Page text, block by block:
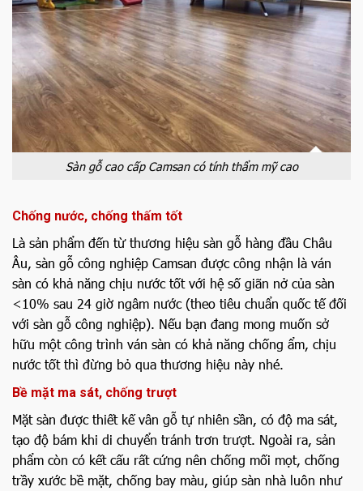
Sàn gỗ cao cấp Camsan có tính thẩm mỹ cao
Chống nước, chống thấm tốt
Là sản phẩm đến từ thương hiệu sàn gỗ hàng đầu Châu
Âu, sàn gỗ công nghiệp Camsan được công nhận là ván
sàn có khả năng chịu nước tốt với hệ số giãn nở của sàn
<10% sau 24 giờ ngâm nước (theo tiêu chuẩn quốc tế đối
với sàn gỗ công nghiệp). Nếu bạn đang mong muốn sở
hữu một công trình ván sàn có khả năng chống ẩm, chịu
nước tốt thì đừng bỏ qua thương hiệu này nhé.
Bề mặt ma sát, chống trượt
Mặt sàn được thiết kế vân gỗ tự nhiên sần, có độ ma sát,
tạo độ bám khi di chuyển tránh trơn trượt. Ngoài ra, sản
phẩm còn có kết cấu rất cứng nên chống mối mọt, chống
trầy xước bề mặt, chống bay màu, giúp sàn nhà luôn như